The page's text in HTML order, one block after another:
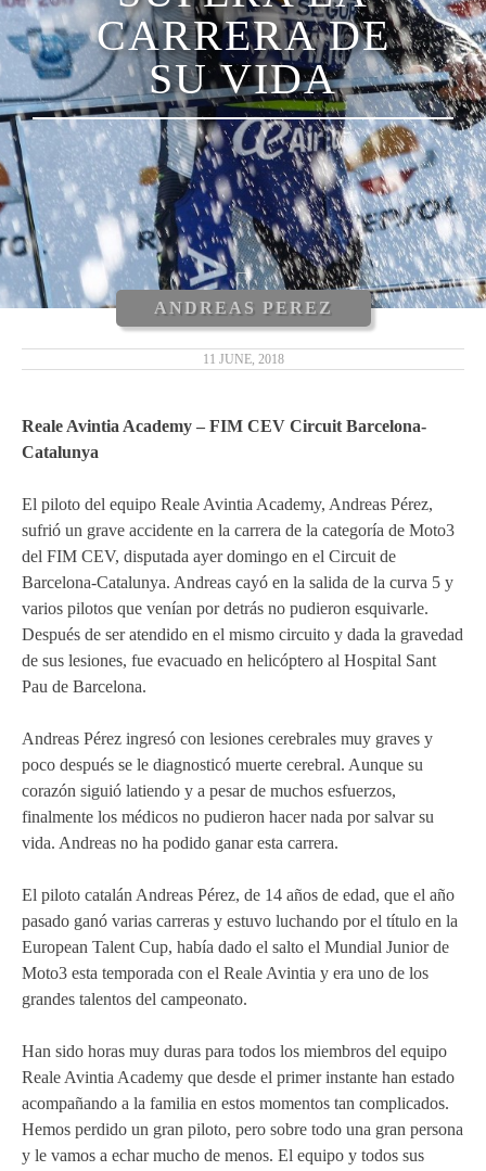
CARRERA DE
SU VIDA
ANDREAS PEREZ
11 JUNE, 2018
Reale Avintia Academy – FIM CEV Circuit Barcelona-
Catalunya
El piloto del equipo Reale Avintia Academy, Andreas Pérez,
sufrió un grave accidente en la carrera de la categoría de Moto3
del FIM CEV, disputada ayer domingo en el Circuit de
Barcelona-Catalunya. Andreas cayó en la salida de la curva 5 y
varios pilotos que venían por detrás no pudieron esquivarle.
Después de ser atendido en el mismo circuito y dada la gravedad
de sus lesiones, fue evacuado en helicóptero al Hospital Sant
Pau de Barcelona.
Andreas Pérez ingresó con lesiones cerebrales muy graves y
poco después se le diagnosticó muerte cerebral. Aunque su
corazón siguió latiendo y a pesar de muchos esfuerzos,
finalmente los médicos no pudieron hacer nada por salvar su
vida. Andreas no ha podido ganar esta carrera.
El piloto catalán Andreas Pérez, de 14 años de edad, que el año
pasado ganó varias carreras y estuvo luchando por el título en la
European Talent Cup, había dado el salto el Mundial Junior de
Moto3 esta temporada con el Reale Avintia y era uno de los
grandes talentos del campeonato.
Han sido horas muy duras para todos los miembros del equipo
Reale Avintia Academy que desde el primer instante han estado
acompañando a la familia en estos momentos tan complicados.
Hemos perdido un gran piloto, pero sobre todo una gran persona
y le vamos a echar mucho de menos. El equipo y todos sus